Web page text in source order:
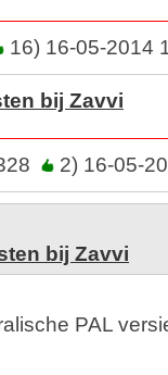
16) 16-05-2014
bij Zavvi
2) 16-05-
bij Zavvi
PAL